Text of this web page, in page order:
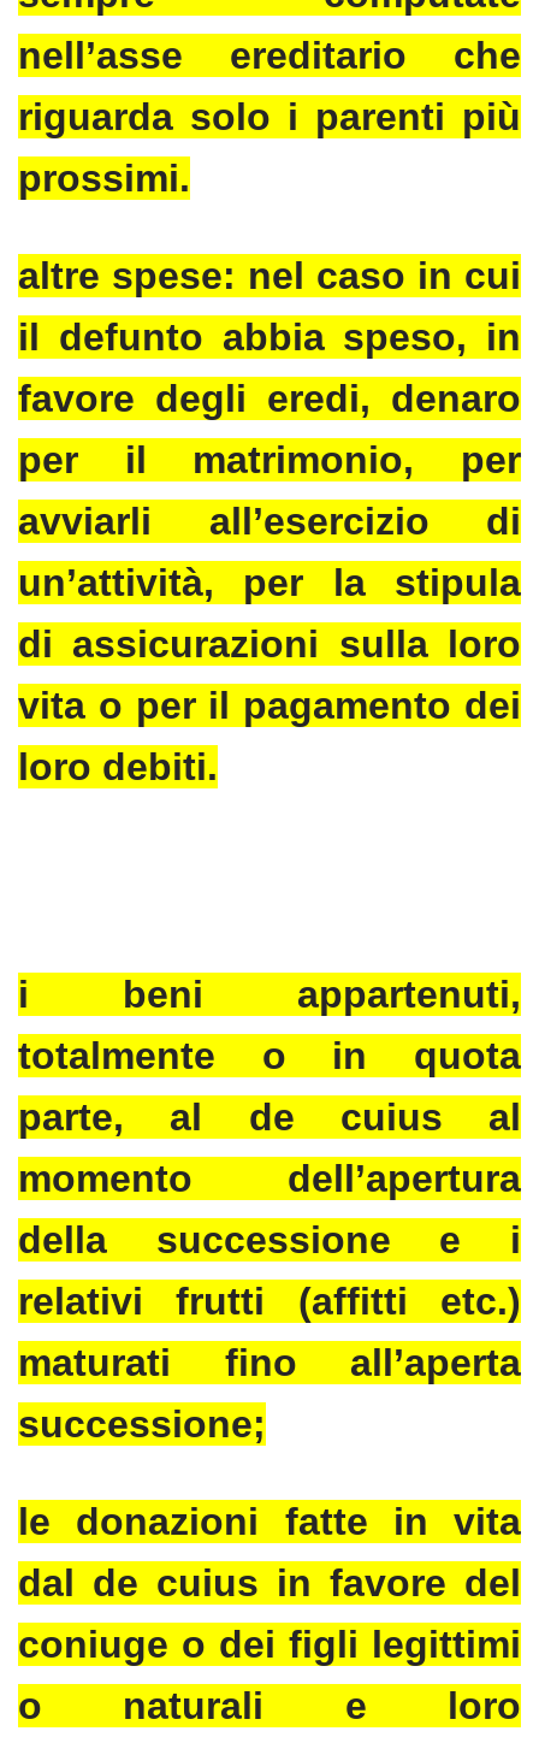
nell’asse ereditario che
riguarda solo i parenti più
prossimi.
altre spese: nel caso in cui
il defunto abbia speso, in
favore degli eredi, denaro
per il matrimonio, per
avviarli all’esercizio di
un’attività, per la stipula
di assicurazioni sulla loro
vita o per il pagamento dei
loro debiti.
i beni appartenuti,
totalmente o in quota
parte, al de cuius al
momento dell’apertura
della successione e i
relativi frutti (affitti etc.)
maturati fino all’aperta
successione;
le donazioni fatte in vita
dal de cuius in favore del
coniuge o dei figli legittimi
o naturali e loro